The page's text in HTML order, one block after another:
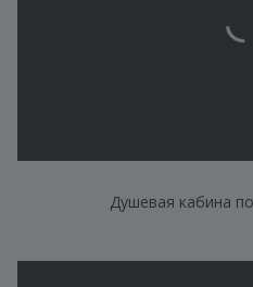
Душевая кабина